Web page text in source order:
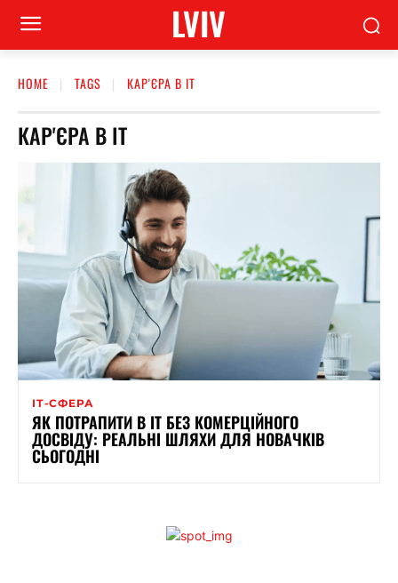
LVIV
HOME TAGS КАР'ЄРА В IT
КАР'ЄРА В IT
ІТ-СФЕРА
ЯК ПОТРАПИТИ В IT БЕЗ КОМЕРЦІЙНОГО
ДОСВІДУ: РЕАЛЬНІ ШЛЯХИ ДЛЯ НОВАЧКІВ
СЬОГОДНІ